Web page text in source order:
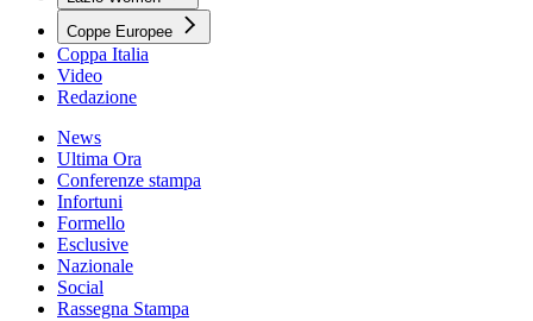
Coppe Europee
Coppa Italia
Video
Redazione
News
Ultima Ora
Conferenze stampa
Infortuni
Formello
Esclusive
Nazionale
Social
Rassegna Stampa